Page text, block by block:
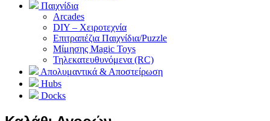
Παιχνίδια
Arcades
DIY – Χειροτεχνία
Επιτραπέζια Παιχνίδια/Puzzle
Μίμησης Magic Toys
Τηλεκατευθυνόμενα (RC)
Απολυμαντικά & Αποστείρωση
Hubs
Docks